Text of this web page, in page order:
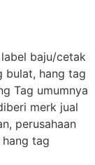
baju/cetak
bulat, hang tag
Tag umumnya
merk jual
perusahaan
tag